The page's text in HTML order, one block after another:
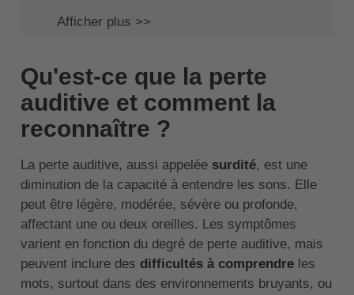
Afficher plus >>
Qu'est-ce que la perte
auditive et comment la
reconnaître ?
La perte auditive, aussi appelée surdité, est une
diminution de la capacité à entendre les sons. Elle
peut être légère, modérée, sévère ou profonde,
affectant une ou deux oreilles. Les symptômes
varient en fonction du degré de perte auditive, mais
peuvent inclure des difficultés à comprendreles
mots, surtout dans des environnements bruyants, ou